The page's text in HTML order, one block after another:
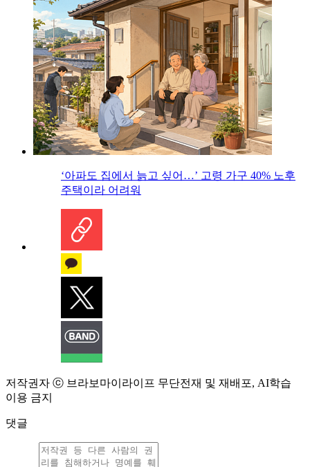
‘아파도 집에서 늙고 싶어…’ 고령 가구 40% 노후
주택이라 어려워
저작권자 ⓒ 브라보마이라이프 무단전재 및 재배포, AI학습
이용 금지
댓글